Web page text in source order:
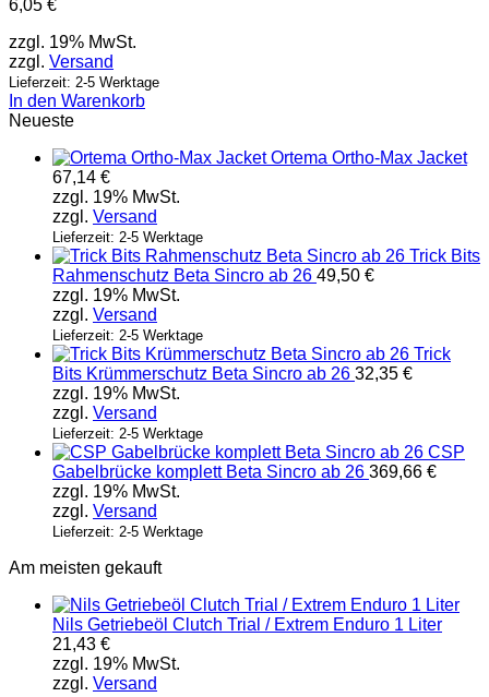
6,05 €
zzgl. 19% MwSt.
zzgl. Versand
Lieferzeit: 2-5 Werktage
In den Warenkorb
Neueste
Ortema Ortho-Max Jacket
67,14 €
zzgl. 19% MwSt.
zzgl. Versand
Lieferzeit: 2-5 Werktage
Trick Bits
Rahmenschutz Beta Sincro ab 26 49,50 €
zzgl. 19% MwSt.
zzgl. Versand
Lieferzeit: 2-5 Werktage
Trick
Bits Krümmerschutz Beta Sincro ab 26 32,35 €
zzgl. 19% MwSt.
zzgl. Versand
Lieferzeit: 2-5 Werktage
CSP
Gabelbrücke komplett Beta Sincro ab 26 369,66 €
zzgl. 19% MwSt.
zzgl. Versand
Lieferzeit: 2-5 Werktage
Am meisten gekauft
Nils Getriebeöl Clutch Trial / Extrem Enduro 1 Liter
21,43 €
zzgl. 19% MwSt.
zzgl. Versand